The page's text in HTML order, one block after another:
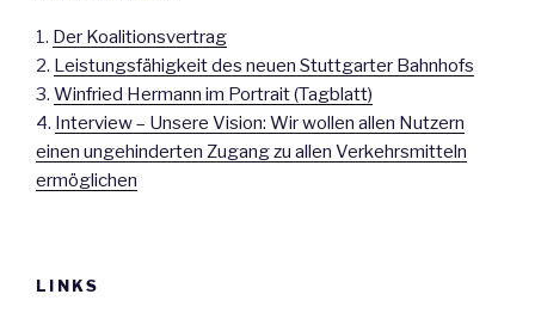
1. Der Koalitionsvertrag
2. Leistungsfähigkeit des neuen Stuttgarter Bahnhofs
3. Winfried Hermann im Portrait (Tagblatt)
4. Interview – Unsere Vision: Wir wollen allen Nutzern
einen ungehinderten Zugang zu allen Verkehrsmitteln
ermöglichen
LINKS